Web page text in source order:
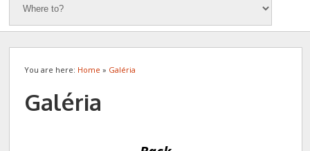
You are here: Home » Galéria
Galéria